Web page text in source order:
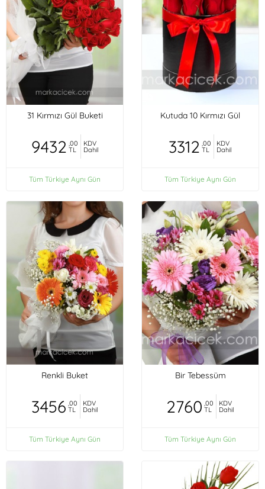
31 Kırmızı Gül Buketi
9432 ,00
TL
KDV
Dahil
Tüm Türkiye Aynı Gün
Kutuda 10 Kırmızı Gül
3312 ,00
TL
KDV
Dahil
Tüm Türkiye Aynı Gün
Renkli Buket
3456 ,00
TL
KDV
Dahil
Tüm Türkiye Aynı Gün
Bir Tebessüm
2760 ,00
TL
KDV
Dahil
Tüm Türkiye Aynı Gün